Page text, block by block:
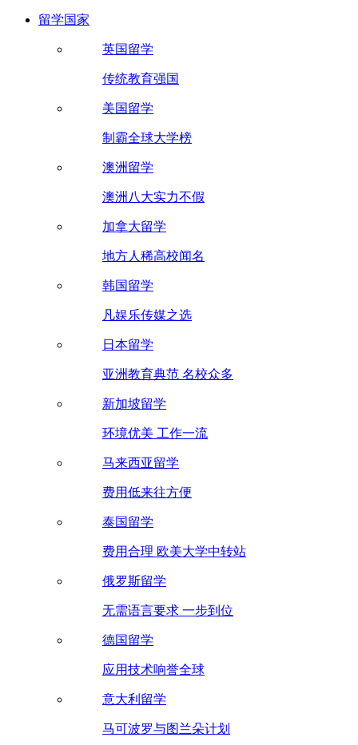
留学国家
英国留学
传统教育强国
美国留学
制霸全球大学榜
澳洲留学
澳洲八大实力不假
加拿大留学
地方人稀高校闻名
韩国留学
凡娱乐传媒之选
日本留学
亚洲教育典范 名校众多
新加坡留学
环境优美 工作一流
马来西亚留学
费用低来往方便
泰国留学
费用合理 欧美大学中转站
俄罗斯留学
无需语言要求 一步到位
德国留学
应用技术响誉全球
意大利留学
马可波罗与图兰朵计划